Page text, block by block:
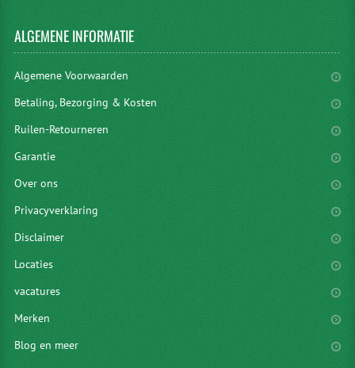
ALGEMENEINFORMATIE
Algemene Voorwaarden
Betaling, Bezorging & Kosten
Ruilen-Retourneren
Garantie
Over ons
Privacyverklaring
Disclaimer
Locaties
vacatures
Merken
Blog en meer